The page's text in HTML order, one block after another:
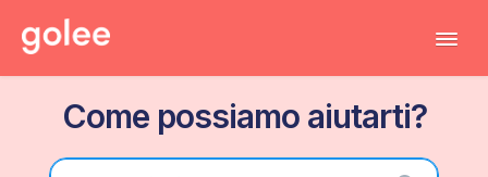
Come possiamo aiutarti?